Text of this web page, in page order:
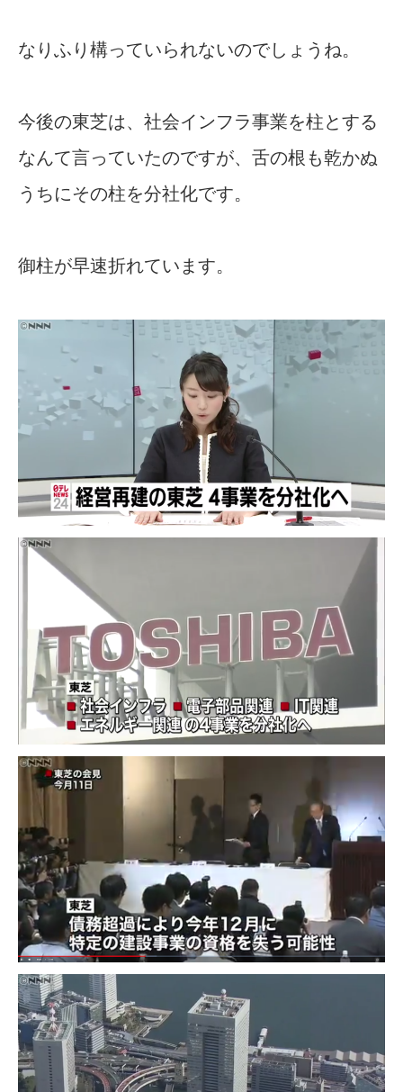
なりふり構っていられないのでしょうね。
今後の東芝は、社会インフラ事業を柱とする
なんて言っていたのですが、舌の根も乾かぬ
うちにその柱を分社化です。
御柱が早速折れています。